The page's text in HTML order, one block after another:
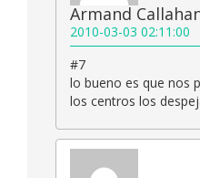
Armand
2010-03-03 02:11:00
#7
lo bueno es que nos
los centros los